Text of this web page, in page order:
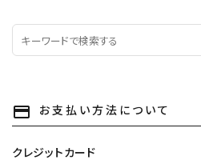
payment お支払い方法について
クレジットカード